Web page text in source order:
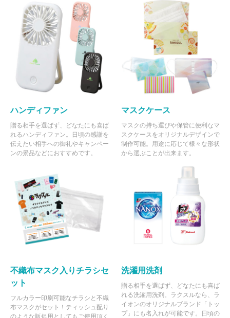
ハンディファン
贈る相手を選ばず、どなたにも喜ば
れるハンディファン。日頃の感謝を
伝えたい相手への御礼やキャンペー
ンの景品などにおすすめです。
マスクケース
マスクの持ち運びや保管に便利なマ
スクケースをオリジナルデザインで
制作可能。用途に応じて様々な形状
から選ぶことが出来ます。
不織布マスク入りチラシセ
ット
フルカラー印刷可能なチラシと不織
布マスクがセット！ティッシュ配り
洗濯用洗剤
贈る相手を選ばず、どなたにも喜ば
れる洗濯用洗剤。ラクスルなら、ラ
イオンのオリジナルブランド「トッ
プ」にも名入れが可能です。日頃の